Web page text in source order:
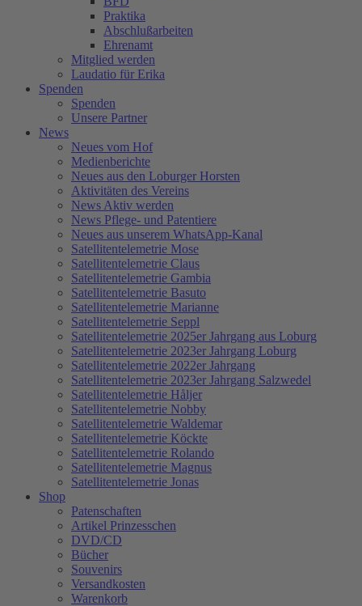
Praktika
Abschlußarbeiten
Ehrenamt
Mitglied werden
Laudatio für Erika
Spenden
Spenden
Unsere Partner
News
Neues vom Hof
Medienberichte
Neues aus den Loburger Horsten
Aktivitäten des Vereins
News Aktiv werden
News Pflege- und Patentiere
Neues aus unserem WhatsApp-Kanal
Satellitentelemetrie Mose
Satellitentelemetrie Claus
Satellitentelemetrie Gambia
Satellitentelemetrie Basuto
Satellitentelemetrie Marianne
Satellitentelemetrie Seppl
Satellitentelemetrie 2025er Jahrgang aus Loburg
Satellitentelemetrie 2023er Jahrgang Loburg
Satellitentelemetrie 2022er Jahrgang
Satellitentelemetrie 2023er Jahrgang Salzwedel
Satellitentelemetrie Håljer
Satellitentelemetrie Nobby
Satellitentelemetrie Waldemar
Satellitentelemetrie Köckte
Satellitentelemetrie Rolando
Satellitentelemetrie Magnus
Satellitentelemetrie Jonas
Shop
Patenschaften
Artikel Prinzesschen
DVD/CD
Bücher
Souvenirs
Versandkosten
Warenkorb